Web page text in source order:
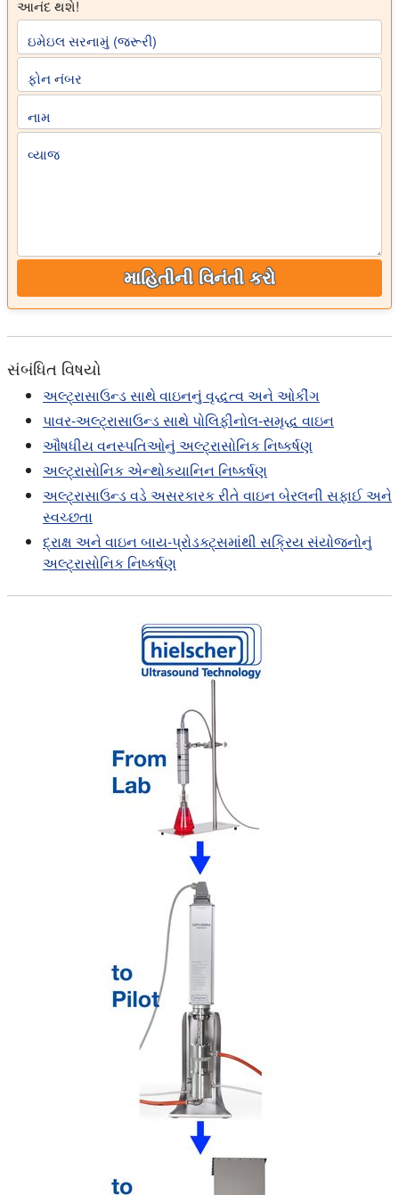
આનંદ થશે!
ઇમેઇલ સરનામું (જરૂરી)
ફોન નંબર
નામ
વ્યાજ
માહિતીની વિનંતી કરો
સંબંધિત વિષયો
અલ્ટ્રાસાઉન્ડ સાથે વાઇનનું વૃદ્ધત્વ અને ઓકીંગ
પાવર-અલ્ટ્રાસાઉન્ડ સાથે પોલિફીનોલ-સમૃદ્ધ વાઇન
ઔષધીય વનસ્પતિઓનું અલ્ટ્રાસોનિક નિષ્કર્ષણ
અલ્ટ્રાસોનિક એન્થોકયાનિન નિષ્કર્ષણ
અલ્ટ્રાસાઉન્ડ વડે અસરકારક રીતે વાઇન બેરલની સફાઈ અને
સ્વચ્છતા
દ્રાક્ષ અને વાઇન બાય-પ્રોડક્ટ્સમાંથી સક્રિય સંયોજનોનું
અલ્ટ્રાસોનિક નિષ્કર્ષણ